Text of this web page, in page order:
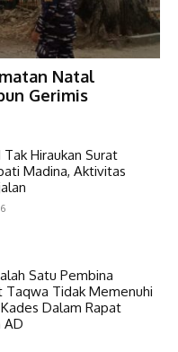
Natal
Gerimis
Tak Hiraukan Surat
Madina, Aktivitas
Satu Pembina
Taqwa Tidak Memenuhi
Dalam Rapat
AD